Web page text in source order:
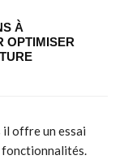
À
OPTIMISER
il offre un essai